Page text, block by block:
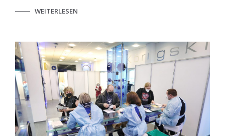
WEITERLESEN